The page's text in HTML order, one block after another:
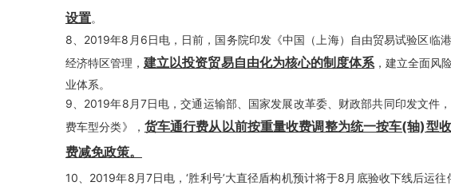
设置。
8、2019年8月6日电，日前，国务院印发《中国（上海）自由贸易试验区临
经济特区管理，建立以投资贸易自由化为核心的制度体系，建立全面风
业体系。
9、2019年8月7日电，交通运输部、国家发展改革委、财政部共同印发文件
费车型分类》， 货车通行费从以前按重量收费调整为统一按车(轴)型
费减免政策。
10、2019年8月7日电，‘胜利号’大直径盾构机预计将于8月底验收下线后运